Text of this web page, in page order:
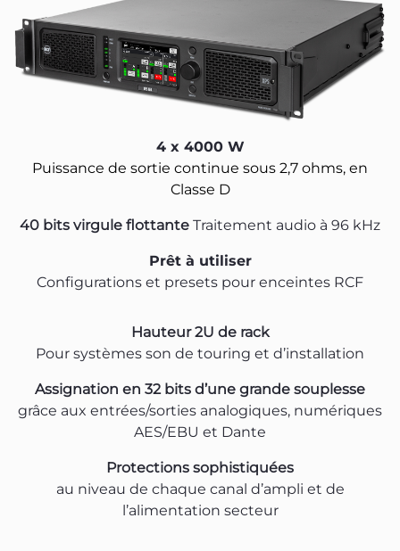
4 x 4000 W
Puissance de sortie continue sous 2,7 ohms, en
Classe D
40 bits virgule flottante Traitement audio à 96 kHz
Prêt à utiliser
Configurations et presets pour enceintes RCF
Hauteur 2U de rack
Pour systèmes son de touring et d’installation
Assignation en 32 bits d’une grande souplesse
grâce aux entrées/sorties analogiques, numériques
AES/EBU et Dante
Protections sophistiquées
au niveau de chaque canal d’ampli et de
l’alimentation secteur